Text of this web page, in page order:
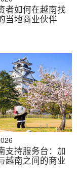
5 楼
语）
者如何在越南找
当地商业伙伴
支持服务台：加
越南之间的商业